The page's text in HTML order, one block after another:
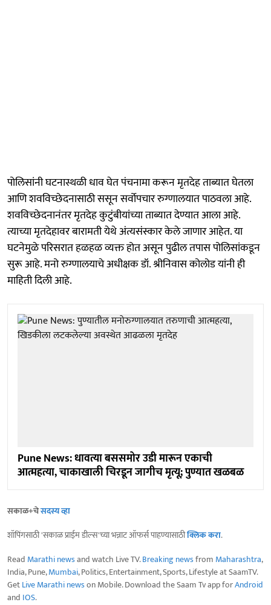
पोलिसांनी घटनास्थळी धाव घेत पंचनामा करून मृतदेह ताब्यात घेतला
आणि शवविच्छेदनासाठी ससून सर्वोपचार रुग्णालयात पाठवला आहे.
शवविच्छेदनानंतर मृतदेह कुटुंबीयांच्या ताब्यात देण्यात आला आहे.
त्याच्या मृतदेहावर बारामती येथे अंत्यसंस्कार केले जाणार आहेत. या
घटनेमुळे परिसरात हळहळ व्यक्त होत असून पुढील तपास पोलिसांकडून
सुरू आहे. मनो रुग्णालयाचे अधीक्षक डॉ. श्रीनिवास कोलोड यांनी ही
माहिती दिली आहे.
Pune News: धावत्या बससमोर उडी मारून एकाची
आत्महत्या, चाकाखाली चिरडून जागीच मृत्यू; पुण्यात खळबळ
सकाळ+चेसदस्य व्हा
शॉपिंगसाठी 'सकाळ प्राईम डील्स'च्या भन्नाट ऑफर्स पाहण्यासाठीक्लिक करा.
Read Marathi newsand watch Live TV.Breaking newsfrom Maharashtra,
India, Pune,Mumbai, Politics, Entertainment, Sports, Lifestyle at SaamTV.
GetLive Marathi newson Mobile. Download the Saam Tv app forAndroid
and IOS.